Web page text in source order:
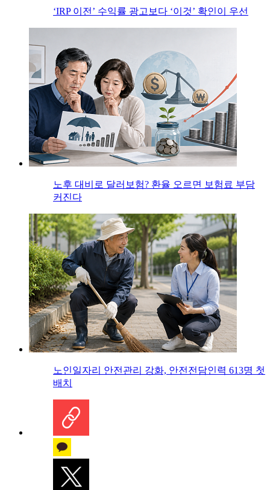
‘IRP 이전’ 수익률 광고보다 ‘이것’ 확인이 우선
노후 대비로 달러보험? 환율 오르면 보험료 부담
커진다
노인일자리 안전관리 강화, 안전전담인력 613명 첫
배치